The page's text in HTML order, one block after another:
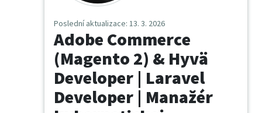
Poslední aktualizace: 13. 3. 2026
Adobe Commerce
(Magento 2) & Hyvä
Developer | Laravel
Developer | Manažér